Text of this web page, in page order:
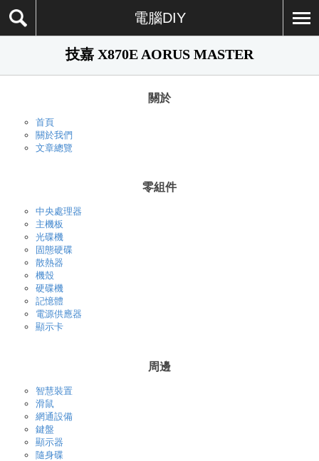
電腦DIY
技嘉 X870E AORUS MASTER
關於
首頁
關於我們
文章總覽
零組件
中央處理器
主機板
光碟機
固態硬碟
散熱器
機殼
硬碟機
記憶體
電源供應器
顯示卡
周邊
智慧裝置
滑鼠
網通設備
鍵盤
顯示器
隨身碟